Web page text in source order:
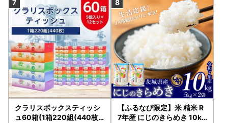
クラリスボックスティッシ
ュ60箱(1箱220組(440枚))
【ふるなび限定】米 精米 R
7年産 にじのきらめき 10kg